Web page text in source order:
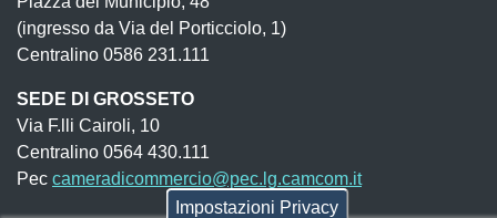
(ingresso da Via del Porticciolo, 1)
Centralino 0586 231.111
SEDE DI GROSSETO
Via F.lli Cairoli, 10
Centralino 0564 430.111
Pec cameradicommercio@pec.lg.camcom.it
Impostazioni Privacy